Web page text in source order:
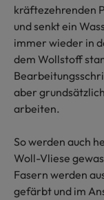
kräftezehrenden
und senkt ein
immer wieder in
dem Wollstoff
aber
arbeiten.
So werden auch
Woll-Vliese
Fasern werden
gefärbt und im